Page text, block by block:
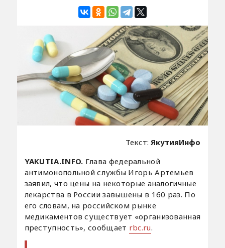
Текст:ЯкутияИнфо
YAKUTIA.INFO. Глава федеральной
антимонопольной службы Игорь Артемьев
заявил, что цены на некоторые аналогичные
лекарства в России завышены в 160 раз. По
его словам, на российском рынке
медикаментов существует «организованная
преступность», сообщает rbc.ru.